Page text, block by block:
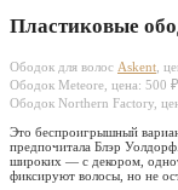
Пластиковые
Ободок для волос Askent ,
Ободок Meteore, цена: 500 ₽
Ободок Northern Factory,
Это беспроигрышный
предпочитала Блэр
широких — с декором,
фиксируют волосы, но не